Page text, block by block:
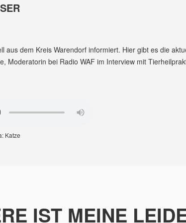
dem Kreis Warendorf informiert. Hier gibt es die
bei Radio WAF im Interview mit
Katze
IST MEINE